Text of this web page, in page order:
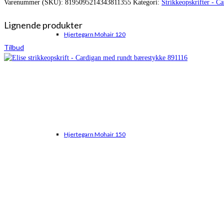
Hjertegarn Mohair 120
Hjertegarn Mohair 150
var:
er:
Varenummer (SKU): 8195095214343811355 Kategori: Strikkeopskrifter -
Lignende produkter
Tilbud